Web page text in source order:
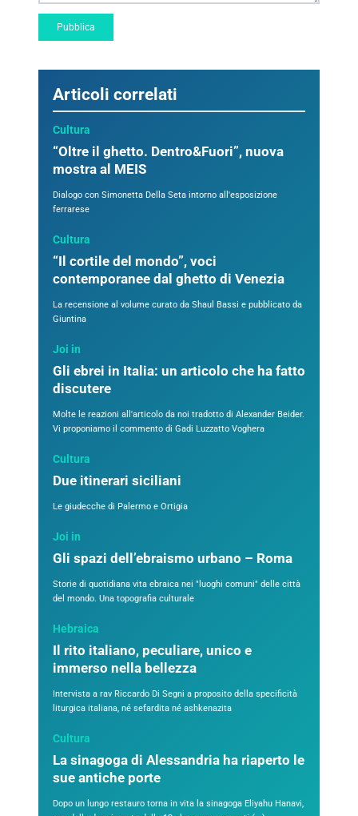
Articoli correlati
Cultura
“Oltre il ghetto. Dentro&Fuori”, nuova
mostra al MEIS
Dialogo con Simonetta Della Seta intorno all'esposizione
ferrarese
Cultura
“Il cortile del mondo”, voci
contemporanee dal ghetto di Venezia
La recensione al volume curato da Shaul Bassi e pubblicato da
Giuntina
Joi in
Gli ebrei in Italia: un articolo che ha fatto
discutere
Molte le reazioni all'articolo da noi tradotto di Alexander Beider.
Vi proponiamo il commento di Gadi Luzzatto Voghera
Cultura
Due itinerari siciliani
Le giudecche di Palermo e Ortigia
Joi in
Gli spazi dell’ebraismo urbano – Roma
Storie di quotidiana vita ebraica nei "luoghi comuni" delle città
del mondo. Una topografia culturale
Hebraica
Il rito italiano, peculiare, unico e
immerso nella bellezza
Intervista a rav Riccardo Di Segni a proposito della specificità
liturgica italiana, né sefardita né ashkenazita
Cultura
La sinagoga di Alessandria ha riaperto le
sue antiche porte
Dopo un lungo restauro torna in vita la sinagoga Eliyahu Hanavi,